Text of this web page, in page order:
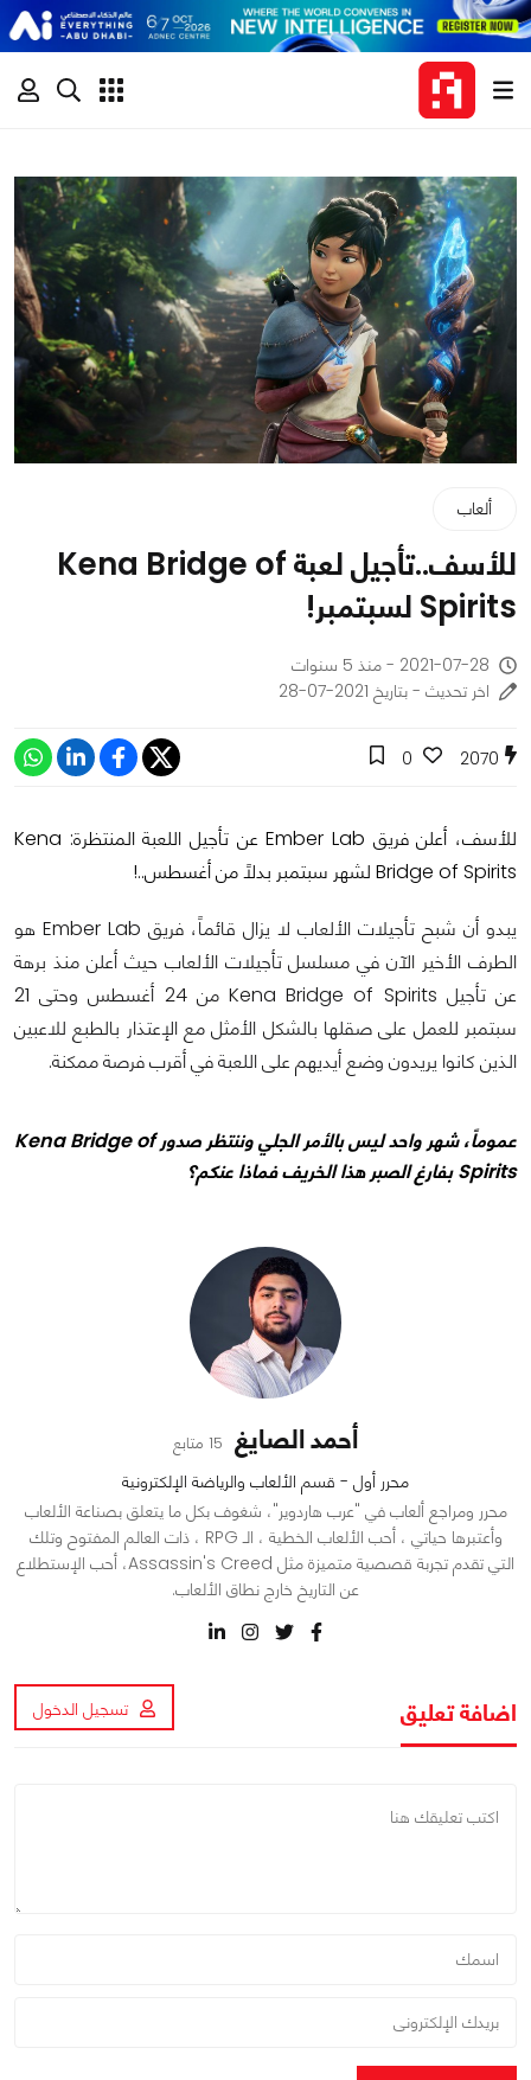
ألعاب
للأسف..تأجيل لعبة Kena Bridge of
Spirits لسبتمبر!
2021-07-28 - منذ 5 سنوات
اخر تحديث - بتاريخ 2021-07-28
2070
0
للأسف، أعلن فريق Ember Lab عن تأجيل اللعبة المنتظرة: Kena
Bridge of Spirits لشهر سبتمبر بدلاً من أغسطس..!
يبدو أن شبح تأجيلات الألعاب لا يزال قائماً، فريق Ember Lab هو
الطرف الأخير الآن في مسلسل تأجيلات الألعاب حيث أعلن منذ برهة
عن تأجيل Kena Bridge of Spirits من 24 أغسطس وحتى 21
سبتمبر للعمل على صقلها بالشكل الأمثل مع الإعتذار بالطبع للاعبين
الذين كانوا يريدون وضع أيديهم على اللعبة في أقرب فرصة ممكنة.
عموماً، شهر واحد ليس بالأمر الجلي وننتظر صدور Kena Bridge of
Spirits بفارغ الصبر هذا الخريف فماذا عنكم؟
أحمد الصايغ 15 متابع
محرر أول - قسم الألعاب والرياضة الإلكترونية
محرر ومراجع ألعاب في "عرب هاردوير"، شغوف بكل ما يتعلق بصناعة الألعاب
وأعتبرها حياتي ، أحب الألعاب الخطية ، الـ RPG ، ذات العالم المفتوح وتلك
التي تقدم تجربة قصصية متميزة مثل Assassin's Creed، أحب الإستطلاع
عن التاريخ خارج نطاق الألعاب.
اضافة تعليق تسجيل الدخول